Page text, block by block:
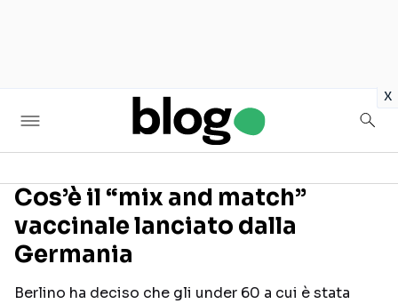
x
Seguici sui social
Cos’è il “mix and match”
vaccinale lanciato dalla
Germania
Berlino ha deciso che gli under 60 a cui è stata